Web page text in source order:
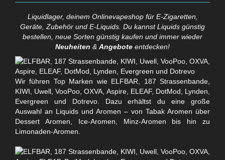
Liquidlager, deinem Onlinevapeshop für E-Zigaretten,
Geräte, Zubehör und E-Liquids. Du kannst Liquids günstig
bestellen, neue Sorten günstig kaufen und immer wieder
Neuheiten & Angebote entdecken!
Wir führen Top Marken wie ELFBAR, 187 Strassenbande,
KIWI, Uwell, VooPoo, OXVA, Aspire, ELEAF, DotMod, Lynden,
Evergreen und Dotrevo. Dazu erhältst du eine große
Auswahl an Liquids und Aromen – von Tabak Aromen über
Dessert Aromen, Ice-Aromen, Minz-Aromen bis hin zu
Limonaden-Aromen.